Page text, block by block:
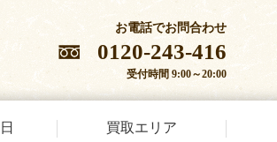
お電話でお問合わせ
0120-243-416
受付時間 9:00～20:00
買取エリア